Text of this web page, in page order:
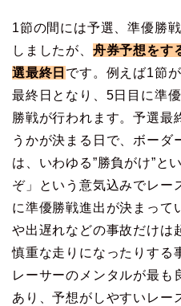
1節の間には予選、準優勝
しましたが、 舟券予想をす
選最終日 です。例えば1節
最終日となり、5日目に準
勝戦が行われます。予選最
うかが決まる日で、ボーダ
は、いわゆる”勝負がけ”と
ぞ」という意気込みでレー
に準優勝戦進出が決まって
や出遅れなどの事故だけは
慎重な走りになったりする
レーサーのメンタルが最も
あり、予想がしやすいレー